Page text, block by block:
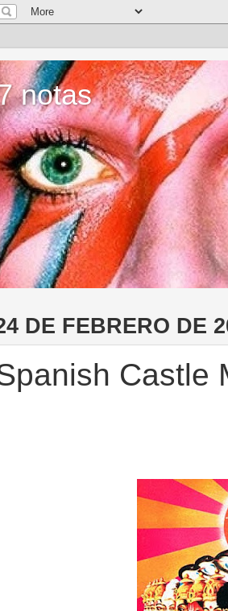
notas
DE FEBRERO DE
Castle